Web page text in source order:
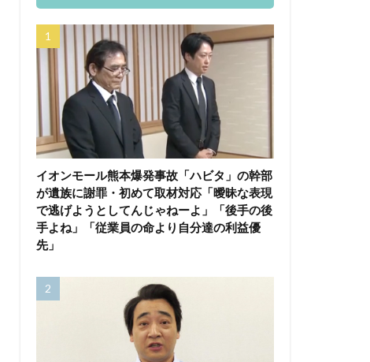
イオンモール熊本爆発事故「ハビタ」の幹部
が遺族に謝罪・初めて取材対応「曖昧な表現
で逃げようとしてんじゃねーよ」「後手の後
手よね」「従業員の命より自分達の利益優
先」